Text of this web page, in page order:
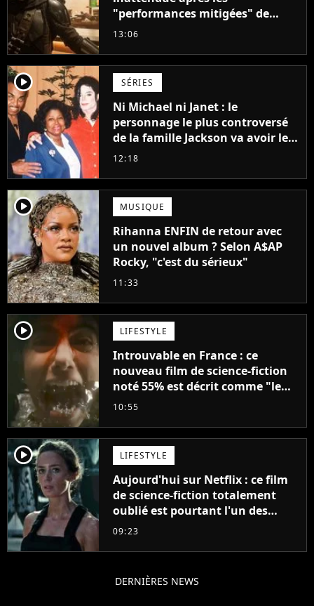
"performances mitigées" de
Vaiana et The Mandalorian &
13:06
player2 SÉRIES
Ni Michael ni Janet : le
personnage le plus controversé
de la famille Jackson va avoir le
droit à sa propre série
12:18
player2 MUSIQUE
Rihanna ENFIN de retour avec
un nouvel album ? Selon A$AP
Rocky, "c'est du sérieux"
11:33
player2 LIFESTYLE
Introuvable en France : ce
nouveau film de science-fiction
noté 55% est décrit comme "le
plus stupide de l'année"
10:55
player2 LIFESTYLE
Aujourd'hui sur Netflix : ce film
de science-fiction totalement
oublié est pourtant l'un des
meilleurs des années 2010
09:23
DERNIÈRES NEWS